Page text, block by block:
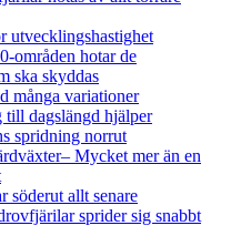
utvecklingshastighet
områden hotar de
ska skyddas
många variationer
till dagslängd hjälper
spridning norrut
Mycket mer än en
söderut allt senare
sprider sig snabbt